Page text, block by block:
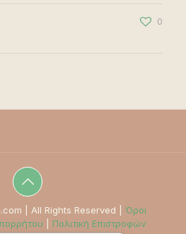
0
| All Rights Reserved | Όροι
Πολιτική Επιστροφών